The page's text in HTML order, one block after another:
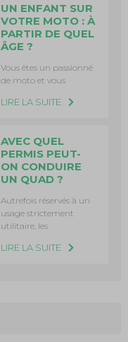
UN ENFANT SUR
VOTRE MOTO : À
PARTIR DE QUEL
ÂGE ?
Vous êtes un passionné
de moto et vous
LIRE LA SUITE
AVEC QUEL
PERMIS PEUT-
ON CONDUIRE
UN QUAD ?
Autrefois réservés à un
usage strictement
utilitaire, les
LIRE LA SUITE